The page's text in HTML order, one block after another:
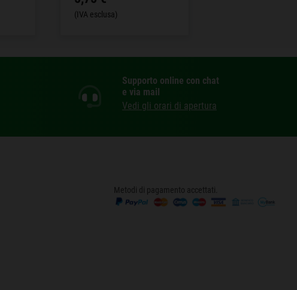
(IVA esclusa)
Supporto online con chat
e via mail
Vedi gli orari di apertura
Metodi di pagamento accettati.